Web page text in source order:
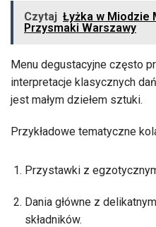
Czytaj Łyżka w Miodzie
Przysmaki Warszawy
Menu degustacyjne często
interpretacje klasycznych
jest małym dziełem sztuki.
Przykładowe tematyczne
Przystawki z
Dania główne z
składników.